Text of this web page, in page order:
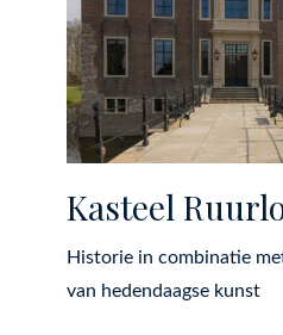
Kasteel
Historie in combinatie
van hedendaagse kunst